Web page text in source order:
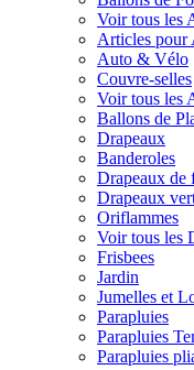
Voir tous les
Articles pour
Auto & Vélo
Couvre-selles
Voir tous les
Ballons de
Drapeaux
Banderoles
Drapeaux de
Drapeaux
Oriflammes
Voir tous les
Frisbees
Jardin
Jumelles et
Parapluies
Parapluies
Parapluies